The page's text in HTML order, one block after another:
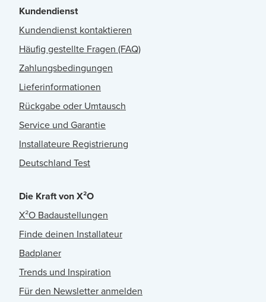
Kundendienst
Kundendienst kontaktieren
Häufig gestellte Fragen (FAQ)
Zahlungsbedingungen
Lieferinformationen
Rückgabe oder Umtausch
Service und Garantie
Installateure Registrierung
Deutschland Test
Die Kraft von X²O
X²O Badaustellungen
Finde deinen Installateur
Badplaner
Trends und Inspiration
Für den Newsletter anmelden